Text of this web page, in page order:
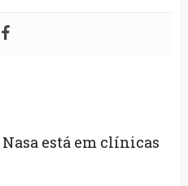
está em clínicas